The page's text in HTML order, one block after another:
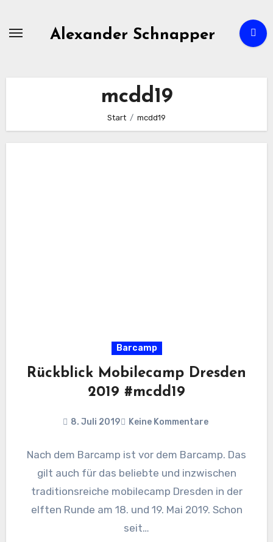
Alexander Schnapper
mcdd19
Start mcdd19
Barcamp
Rückblick Mobilecamp Dresden
2019 #mcdd19
8. Juli 2019 Keine Kommentare
Nach dem Barcamp ist vor dem Barcamp. Das
gilt auch für das beliebte und inzwischen
traditionsreiche mobilecamp Dresden in der
elften Runde am 18. und 19. Mai 2019. Schon
seit…